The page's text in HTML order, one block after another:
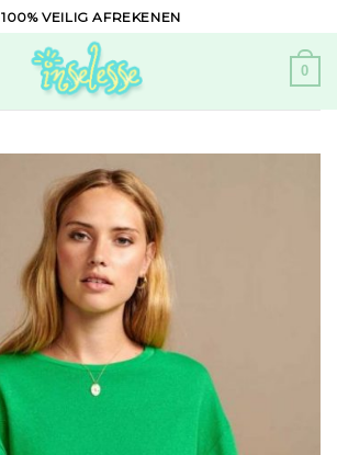
100% VEILIG AFREKENEN
0